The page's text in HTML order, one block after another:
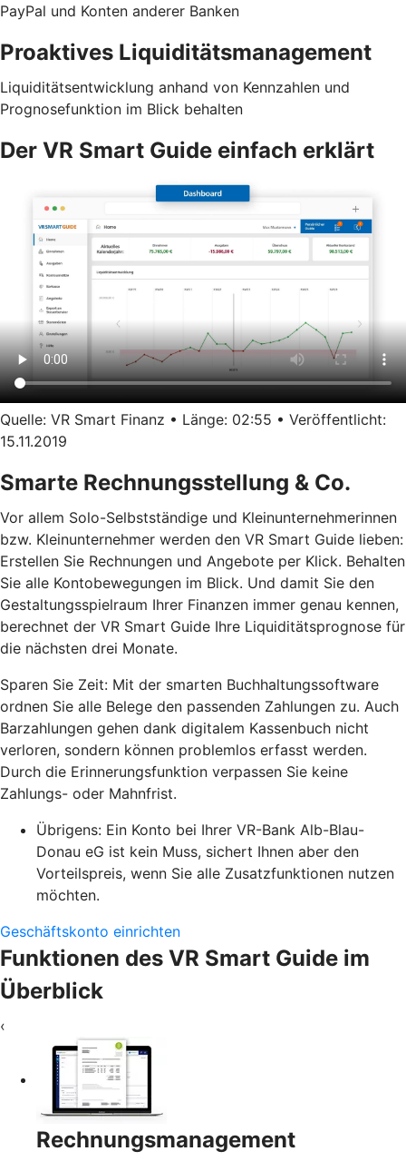
PayPal und Konten anderer Banken
Proaktives Liquiditätsmanagement
Liquiditätsentwicklung anhand von Kennzahlen und
Prognosefunktion im Blick behalten
Der VR Smart Guide einfach erklärt
Quelle: VR Smart Finanz • Länge: 02:55 • Veröffentlicht:
15.11.2019
Smarte Rechnungsstellung & Co.
Vor allem Solo-Selbstständige und Kleinunternehmerinnen
bzw. Kleinunternehmer werden den VR Smart Guide lieben:
Erstellen Sie Rechnungen und Angebote per Klick. Behalten
Sie alle Kontobewegungen im Blick. Und damit Sie den
Gestaltungsspielraum Ihrer Finanzen immer genau kennen,
berechnet der VR Smart Guide Ihre Liquiditätsprognose für
die nächsten drei Monate.
Sparen Sie Zeit: Mit der smarten Buchhaltungssoftware
ordnen Sie alle Belege den passenden Zahlungen zu. Auch
Barzahlungen gehen dank digitalem Kassenbuch nicht
verloren, sondern können problemlos erfasst werden.
Durch die Erinnerungsfunktion verpassen Sie keine
Zahlungs- oder Mahnfrist.
Übrigens: Ein Konto bei Ihrer VR-Bank Alb-Blau-
Donau eG ist kein Muss, sichert Ihnen aber den
Vorteilspreis, wenn Sie alle Zusatzfunktionen nutzen
möchten.
Geschäftskonto einrichten
Funktionen des VR Smart Guide im
Überblick
‹
Rechnungsmanagement